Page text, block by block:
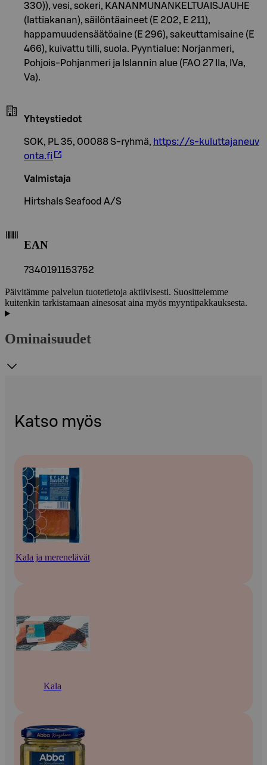
330)), vesi, sokeri, KANANMUNANKELTUAISJAUHE
(lattiakanan), säilöntäaineet (E 202, E 211),
happamuudensäätöaine (E 296), sakeuttamisaine (E
466), kuivattu tilli, suola. Pyyntialue: Norjanmeri,
Pohjois-Pohjanmeri ja Islannin alue (FAO 27 IIa, IVa,
Va).
Yhteystiedot
SOK, PL 35, 00088 S-ryhmä, https://s-kuluttajaneuv
onta.fi
Valmistaja
Hirtshals Seafood A/S
EAN
7340191153752
Päivitämme palvelun tuotetietoja aktiivisesti. Suosittelemme
kuitenkin tarkistamaan ainesosat aina myös myyntipakkauksesta.
Ominaisuudet
Katso myös
Kala ja merenelävät
Kala